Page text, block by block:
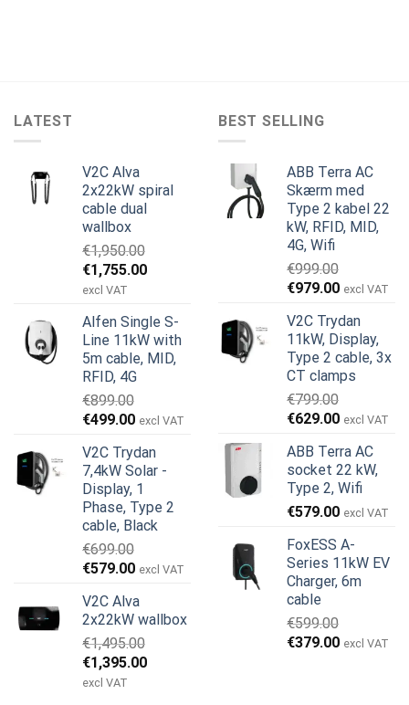
LATEST
V2C Alva
2x22kW spiral
cable dual
wallbox
€1,950.00
Den
oprindelige
var:
€1,950.00.
€1,755.00Den
er:
€1,755.00.
excl VAT
Alfen Single S-
Line 11kW with
5m cable, MID,
RFID, 4G
€899.00
Den
pris
var:
€899.00.
€499.00Den
pris
er:
€499.00.
excl VAT
V2C Trydan
7,4kW Solar -
Display, 1
Phase, Type 2
cable, Black
€699.00
Den
pris
var:
€699.00.
€579.00Den
pris
er:
€579.00.
excl VAT
V2C Alva
2x22kW wallbox
€1,495.00
Den
oprindelige
€1,395.00Den
excl VAT
BEST SELLING
ABB Terra AC
Skærm med
Type 2 kabel 22
kW, RFID, MID,
4G, Wifi
€999.00
Den
pris
var:
€999.00.
€979.00Den
pris
er:
€979.00.
excl VAT
V2C Trydan
11kW, Display,
Type 2 cable, 3x
CT clamps
€799.00
Den
pris
var:
€799.00.
€629.00Den
pris
er:
€629.00.
excl VAT
ABB Terra AC
socket 22 kW,
Type 2, Wifi
€579.00 excl VAT
FoxESS A-
Series 11kW EV
Charger, 6m
cable
€599.00
Den
€379.00Den
excl VAT